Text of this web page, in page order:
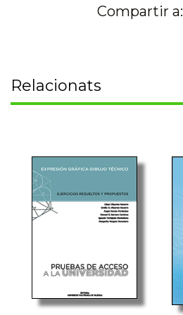
Compartir a:
Relacionats